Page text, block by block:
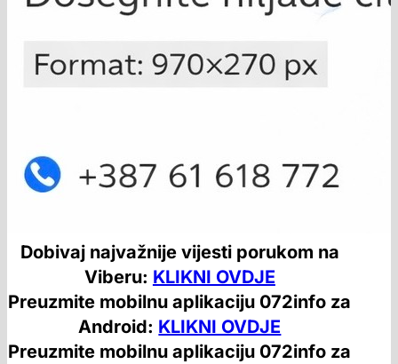
Dobivaj najvažnije vijesti porukom na
Viberu: KLIKNI OVDJE
Preuzmite mobilnu aplikaciju 072info za
Android: KLIKNI OVDJE
Preuzmite mobilnu aplikaciju 072info za